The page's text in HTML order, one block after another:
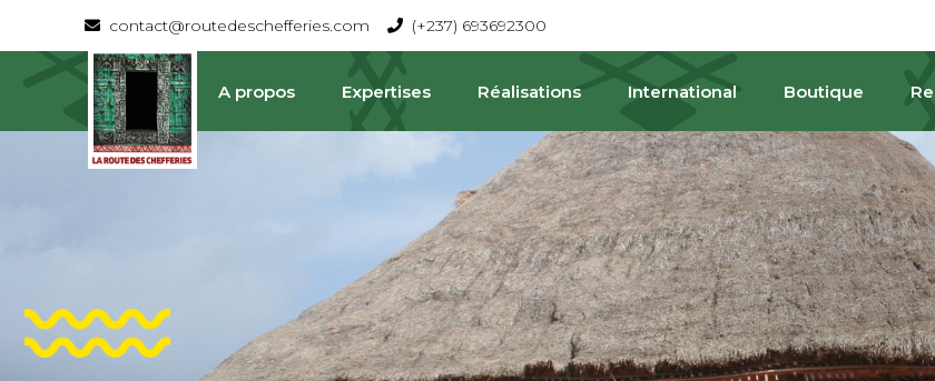
contact@routedeschefferies.com (+237) 693692300
A propos Expertises Réalisations International Boutique